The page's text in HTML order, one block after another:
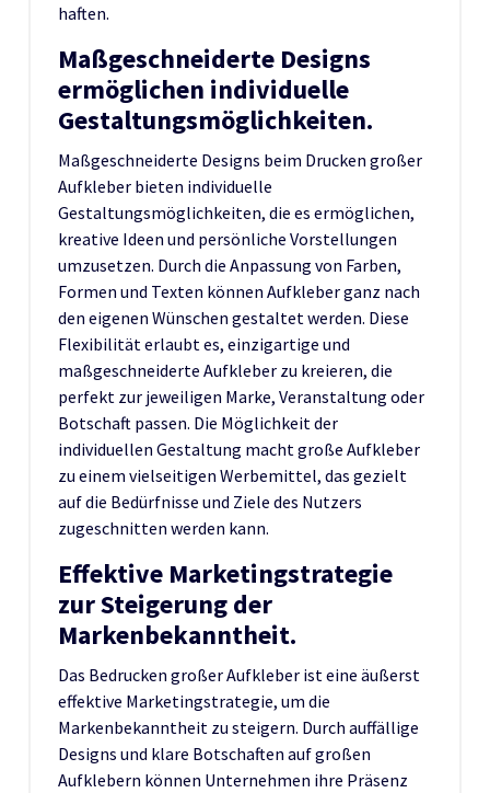
haften.
Maßgeschneiderte Designs
ermöglichen individuelle
Gestaltungsmöglichkeiten.
Maßgeschneiderte Designs beim Drucken großer
Aufkleber bieten individuelle
Gestaltungsmöglichkeiten, die es ermöglichen,
kreative Ideen und persönliche Vorstellungen
umzusetzen. Durch die Anpassung von Farben,
Formen und Texten können Aufkleber ganz nach
den eigenen Wünschen gestaltet werden. Diese
Flexibilität erlaubt es, einzigartige und
maßgeschneiderte Aufkleber zu kreieren, die
perfekt zur jeweiligen Marke, Veranstaltung oder
Botschaft passen. Die Möglichkeit der
individuellen Gestaltung macht große Aufkleber
zu einem vielseitigen Werbemittel, das gezielt
auf die Bedürfnisse und Ziele des Nutzers
zugeschnitten werden kann.
Effektive Marketingstrategie
zur Steigerung der
Markenbekanntheit.
Das Bedrucken großer Aufkleber ist eine äußerst
effektive Marketingstrategie, um die
Markenbekanntheit zu steigern. Durch auffällige
Designs und klare Botschaften auf großen
Aufklebern können Unternehmen ihre Präsenz